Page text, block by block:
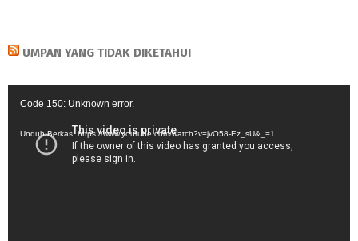
UMPAN YANG TIDAK DIKETAHUI
Code 150: Unknown error.
Unduh Berkas: https://www.youtube.com/watch?v=jvO58-Ez_sU&_=1